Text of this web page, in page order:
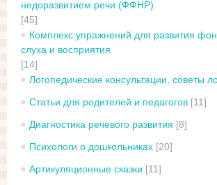
недоразвитием речи (ФФНР)
[45]
Комплекс упражнений для развития
слуха и восприятия
[14]
Логопедические консультации, советы
Статьи для родителей и педагогов [11]
Диагностика речевого развития [8]
Психологи о дошкольниках [20]
Артикуляционные сказки [11]